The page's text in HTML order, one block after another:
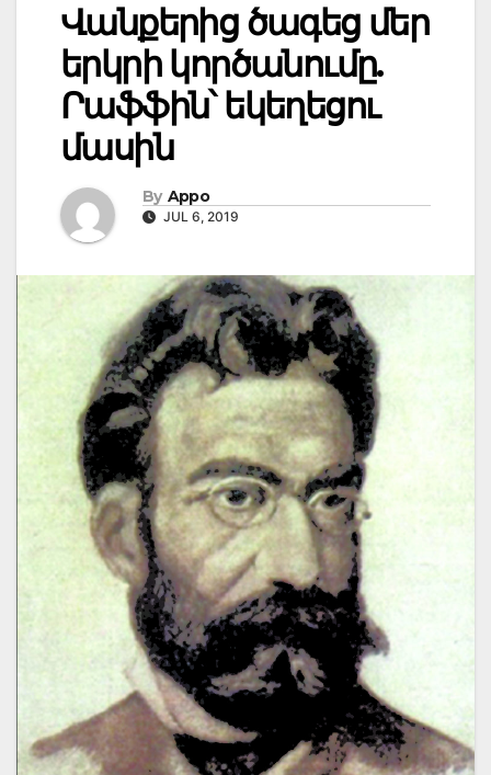
Վանքերից ծագեց մեր
երկրի կործանումը.
Րաֆֆին՝ եկեղեցու
մասին
By Appo
JUL 6, 2019